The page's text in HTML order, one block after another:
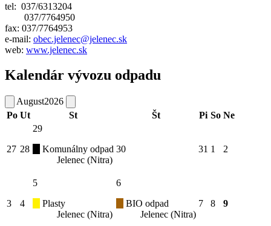
tel: 037/6313204
037/7764950
fax: 037/7764953
e-mail: obec.jelenec@jelenec.sk
web: www.jelenec.sk
Kalendár vývozu odpadu
August2026
Po Ut St Št Pi So Ne
27 28
29
Komunálny odpad
Jelenec (Nitra)
30 31 1 2
3 4
5
Plasty
Jelenec (Nitra)
6
BIO odpad
Jelenec (Nitra)
7 8 9